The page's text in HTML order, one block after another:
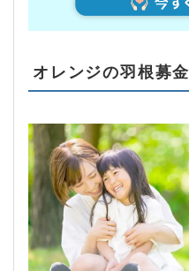
オレンジの羽根募金